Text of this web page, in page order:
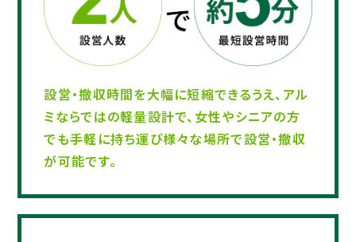
設営・撤収時間を大幅に短縮できるうえ、アル
ミならではの軽量設計で、女性やシニアの方
でも手軽に持ち運び様々な場所で設営・撤収
が可能です。​